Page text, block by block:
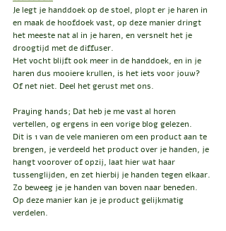
Je legt je handdoek op de stoel, plopt er je haren in
en maak de hoofdoek vast, op deze manier dringt
het meeste nat al in je haren, en versnelt het je
droogtijd met de diffuser.
Het vocht blijft ook meer in de handdoek, en in je
haren dus mooiere krullen, is het iets voor jouw?
Of net niet. Deel het gerust met ons.
Praying hands; Dat heb je me vast al horen
vertellen, og ergens in een vorige blog gelezen.
Dit is 1 van de vele manieren om een product aan te
brengen, je verdeeld het product over je handen, je
hangt voorover of opzij, laat hier wat haar
tussenglijden, en zet hierbij je handen tegen elkaar.
Zo beweeg je je handen van boven naar beneden.
Op deze manier kan je je product gelijkmatig
verdelen.